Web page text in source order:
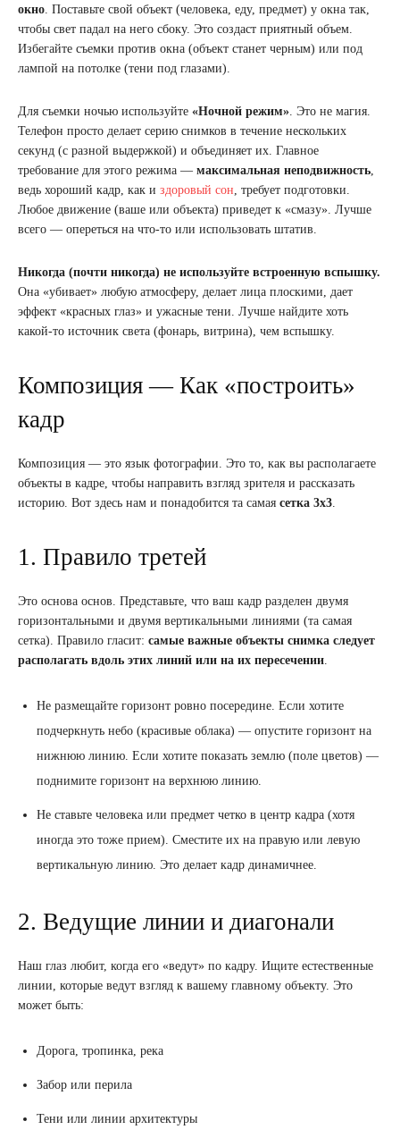
окно. Поставьте свой объект (человека, еду, предмет) у окна так,
чтобы свет падал на него сбоку. Это создаст приятный объем.
Избегайте съемки против окна (объект станет черным) или под
лампой на потолке (тени под глазами).
Для съемки ночью используйте «Ночной режим». Это не магия.
Телефон просто делает серию снимков в течение нескольких
секунд (с разной выдержкой) и объединяет их. Главное
требование для этого режима — максимальная неподвижность,
ведь хороший кадр, как и здоровый сон, требует подготовки.
Любое движение (ваше или объекта) приведет к «смазу». Лучше
всего — опереться на что-то или использовать штатив.
Никогда (почти никогда) не используйте встроенную вспышку.
Она «убивает» любую атмосферу, делает лица плоскими, дает
эффект «красных глаз» и ужасные тени. Лучше найдите хоть
какой-то источник света (фонарь, витрина), чем вспышку.
Композиция — Как «построить»
кадр
Композиция — это язык фотографии. Это то, как вы располагаете
объекты в кадре, чтобы направить взгляд зрителя и рассказать
историю. Вот здесь нам и понадобится та самая сетка 3х3.
1. Правило третей
Это основа основ. Представьте, что ваш кадр разделен двумя
горизонтальными и двумя вертикальными линиями (та самая
сетка). Правило гласит: самые важные объекты снимка следует
располагать вдоль этих линий или на их пересечении.
Не размещайте горизонт ровно посередине. Если хотите
подчеркнуть небо (красивые облака) — опустите горизонт на
нижнюю линию. Если хотите показать землю (поле цветов) —
поднимите горизонт на верхнюю линию.
Не ставьте человека или предмет четко в центр кадра (хотя
иногда это тоже прием). Сместите их на правую или левую
вертикальную линию. Это делает кадр динамичнее.
2. Ведущие линии и диагонали
Наш глаз любит, когда его «ведут» по кадру. Ищите естественные
линии, которые ведут взгляд к вашему главному объекту. Это
может быть:
Дорога, тропинка, река
Забор или перила
Тени или линии архитектуры